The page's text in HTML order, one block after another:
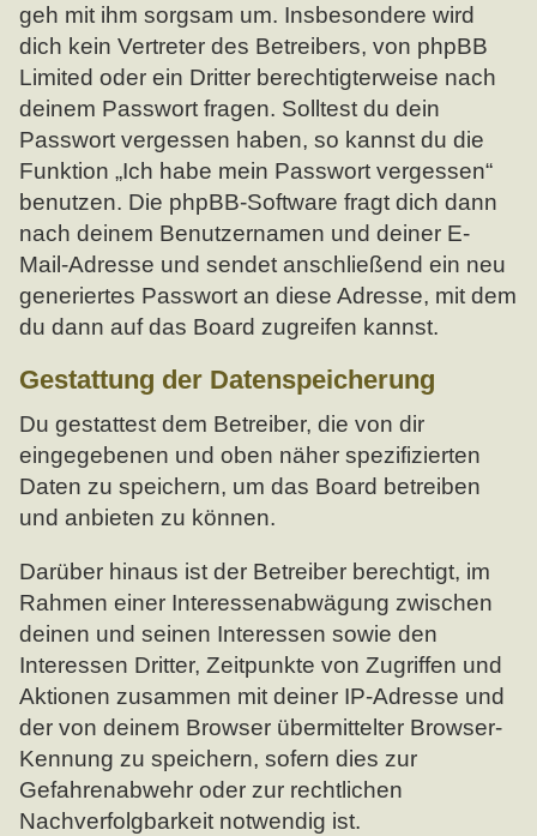
geh mit ihm sorgsam um. Insbesondere wird
dich kein Vertreter des Betreibers, von phpBB
Limited oder ein Dritter berechtigterweise nach
deinem Passwort fragen. Solltest du dein
Passwort vergessen haben, so kannst du die
Funktion „Ich habe mein Passwort vergessen“
benutzen. Die phpBB-Software fragt dich dann
nach deinem Benutzernamen und deiner E-
Mail-Adresse und sendet anschließend ein neu
generiertes Passwort an diese Adresse, mit dem
du dann auf das Board zugreifen kannst.
Gestattung der Datenspeicherung
Du gestattest dem Betreiber, die von dir
eingegebenen und oben näher spezifizierten
Daten zu speichern, um das Board betreiben
und anbieten zu können.
Darüber hinaus ist der Betreiber berechtigt, im
Rahmen einer Interessenabwägung zwischen
deinen und seinen Interessen sowie den
Interessen Dritter, Zeitpunkte von Zugriffen und
Aktionen zusammen mit deiner IP-Adresse und
der von deinem Browser übermittelter Browser-
Kennung zu speichern, sofern dies zur
Gefahrenabwehr oder zur rechtlichen
Nachverfolgbarkeit notwendig ist.